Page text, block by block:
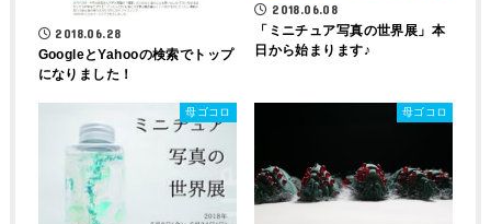
2018.06.28
GoogleとYahooの検索でトップ
になりました！
2018.06.08
「ミニチュア写真の世界展」本
日から始まります♪
母ゴコロ 母ゴコロ